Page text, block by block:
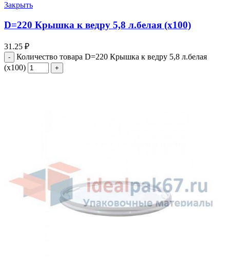
Закрыть
D=220 Крышка к ведру 5,8 л.белая (х100)
31.25 ₽
Количество товара D=220 Крышка к ведру 5,8 л.белая
(х100)